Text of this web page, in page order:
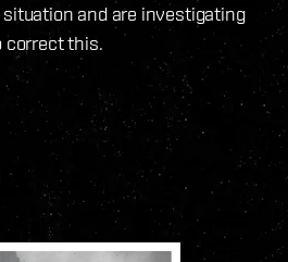
and are investigating
correct this.